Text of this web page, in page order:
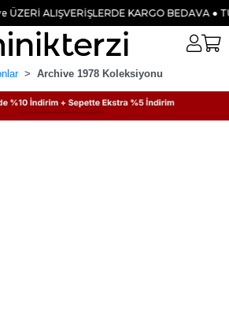
ALIŞVERİŞLERDE KARGO BEDAVA ● TÜM
Archive 1978 Koleksiyonu